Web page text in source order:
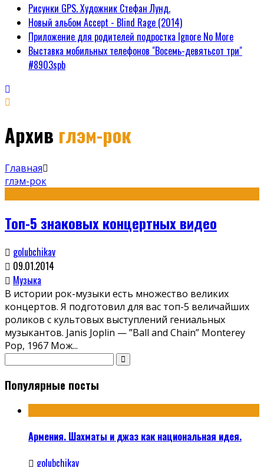
Рисунки GPS. Художник Стефан Лунд.
Новый альбом Accept - Blind Rage (2014)
Приложение для родителей подростка Ignore No More
Выставка мобильных телефонов "Восемь-девятьсот три"
#8903spb
Архив глэм-рок
Главная
глэм-рок
Топ-5 знаковых концертных видео
golubchikav
09.01.2014
Музыка
В истории рок-музыки есть множество великих
концертов. Я подготовил для вас топ-5 величайших
роликов с культовых выступлений гениальных
музыкантов. Janis Joplin — ”Ball and Chain” Monterey
Pop, 1967 Мож...
Популярные посты
Армения. Шахматы и джаз как национальная идея.
golubchikav